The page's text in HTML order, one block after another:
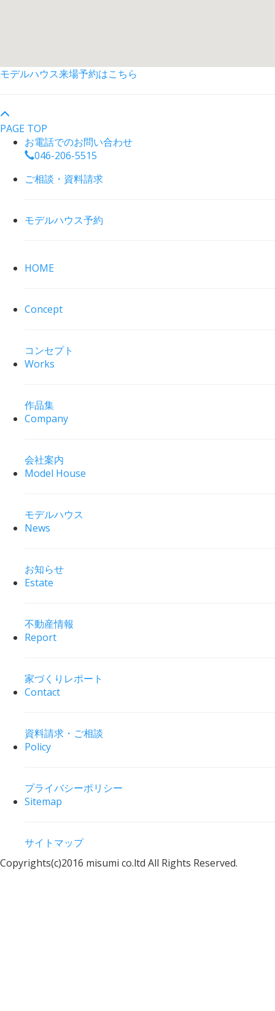
モデルハウス来場予約はこちら
PAGE TOP
お電話でのお問い合わせ
046-206-5515
ご相談・資料請求
モデルハウス予約
HOME
Concept
コンセプト
Works
作品集
Company
会社案内
Model House
モデルハウス
News
お知らせ
Estate
不動産情報
Report
家づくりレポート
Contact
資料請求・ご相談
Policy
プライバシーポリシー
Sitemap
サイトマップ
Copyrights(c)2016 misumi co.ltd All Rights Reserved.